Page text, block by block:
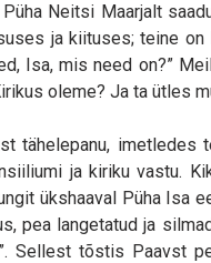
Neitsi Maarjalt
ja kiituses; teine
Isa, mis need on?”
oleme? Ja ta ütles
tähelepanu,
ja kiriku vastu.
ükshaaval Püha Isa
pea langetatud ja
Sellest tõstis Paavst